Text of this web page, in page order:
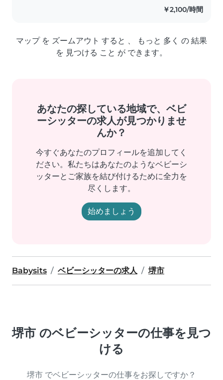
￥2,100/時間
マップ を ズームアウト すると 、 もっと 多く の 結果
を 見つける こと が できます。
あなたの探している地域で、ベビ
ーシッターの求人が見つかりませ
んか？
今すぐあなたのプロフィールを追加してく
ださい。私たちはあなたのようなベビーシ
ッターとご家族を結び付けるために全力を
尽くします。
始めましょう
Babysits ベビーシッターの求人 堺市
堺市 のベビーシッターの仕事を見つ
ける
堺市 でベビーシッターの仕事をお探しですか？